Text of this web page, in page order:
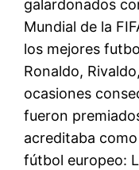
galardonados
Mundial de la
los mejores
Ronaldo,
ocasiones
fueron
acreditaba
fútbol europeo: